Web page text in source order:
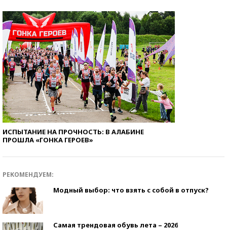
ИСПЫТАНИЕ НА ПРОЧНОСТЬ: В АЛАБИНЕ
ПРОШЛА «ГОНКА ГЕРОЕВ»
РЕКОМЕНДУЕМ:
Модный выбор: что взять с собой в отпуск?
Самая трендовая обувь лета – 2026